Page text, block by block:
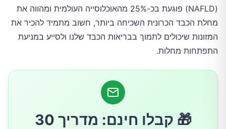
פירות יער – מקור עשיר לאנטוציאנינים מגני כבד
אגוזים – ויטמין E, שומנים בריאים וסיבים מגני כבד
דגים שומניים – אומגה 3 למלחמה בדלקת
ירקות עלים ומצליבים – ניקוי רעלים וגלוטתיון
(NAFLD) פוגעת בכ-25% מהאוכלוסייה העולמית ומהווה את
מחלת הכבד הכרונית השכיחה ביותר, חשוב מתמיד להכיר את
המזונות שיכולים לתמוך בבריאות הכבד שלנו ולסייע במניעת
התפתחות מחלות.
🎁 קבלו חינם: מדריך 30